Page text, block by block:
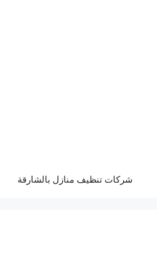
شركات تنظيف منازل بالشارقة